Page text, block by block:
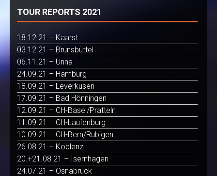
TOUR REPORTS 2021
18.12.21 – Kaarst
03.12.21 – Brunsbüttel
06.11.21 – Unna
24.09.21 – Hamburg
18.09.21 – Leverkusen
17.09.21 – Bad Hönningen
12.09.21 – CH-Basel/Pratteln
11.09.21 – CH-Laufenburg
10.09.21 – CH-Bern/Rubigen
26.08.21 – Koblenz
20.+21.08.21 – Isernhagen
24.07.21 – Osnabrück